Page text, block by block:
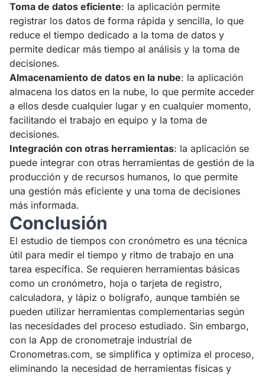
Toma de datos eficiente: la aplicación permite
registrar los datos de forma rápida y sencilla, lo que
reduce el tiempo dedicado a la toma de datos y
permite dedicar más tiempo al análisis y la toma de
decisiones.
Almacenamiento de datos en la nube: la aplicación
almacena los datos en la nube, lo que permite acceder
a ellos desde cualquier lugar y en cualquier momento,
facilitando el trabajo en equipo y la toma de
decisiones.
Integración con otras herramientas: la aplicación se
puede integrar con otras herramientas de gestión de la
producción y de recursos humanos, lo que permite
una gestión más eficiente y una toma de decisiones
más informada.
Conclusión
El estudio de tiempos con cronómetro es una técnica
útil para medir el tiempo y ritmo de trabajo en una
tarea específica. Se requieren herramientas básicas
como un cronómetro, hoja o tarjeta de registro,
calculadora, y lápiz o bolígrafo, aunque también se
pueden utilizar herramientas complementarias según
las necesidades del proceso estudiado. Sin embargo,
con la App de cronometraje industrial de
Cronometras.com, se simplifica y optimiza el proceso,
eliminando la necesidad de herramientas físicas y